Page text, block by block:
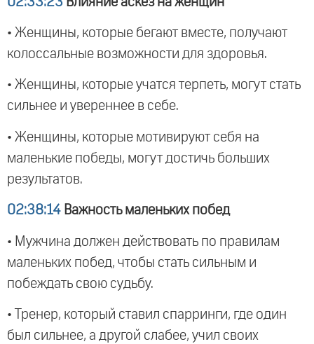
• Женщины, которые бегают вместе, получают
колоссальные возможности для здоровья.
• Женщины, которые учатся терпеть, могут стать
сильнее и увереннее в себе.
• Женщины, которые мотивируют себя на
маленькие победы, могут достичь больших
результатов.
02:38:14 Важность маленьких побед
• Мужчина должен действовать по правилам
маленьких побед, чтобы стать сильным и
побеждать свою судьбу.
• Тренер, который ставил спарринги, где один
был сильнее, а другой слабее, учил своих